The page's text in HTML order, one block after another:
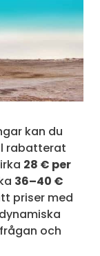
kan du
rabatterat
28 € per
36–40 €
priser med
och